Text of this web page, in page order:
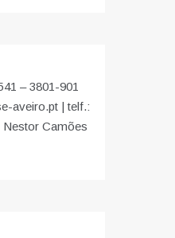
– 3801-901
aveiro.pt | telf.:
Nestor Camões